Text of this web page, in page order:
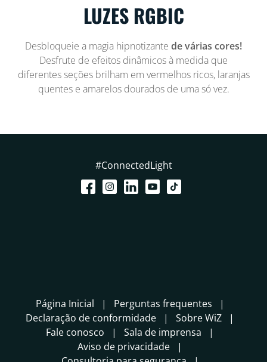
LUZES RGBIC
Desbloqueie a magia hipnotizante de várias cores!
Desfrute de efeitos dinâmicos à medida que
diferentes seções brilham em vermelhos ricos, laranjas
quentes e amarelos dourados de uma só vez.
#ConnectedLight
Página Inicial
Perguntas frequentes
Declaração de conformidade
Sobre WiZ
Fale conosco
Sala de imprensa
Aviso de privacidade